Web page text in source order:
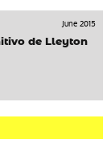
June 2015
de Lleyton